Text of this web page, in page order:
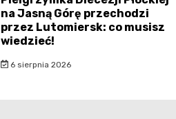
na Jasną Górę przechodzi
przez Lutomiersk: co musisz
wiedzieć!
6 sierpnia 2026